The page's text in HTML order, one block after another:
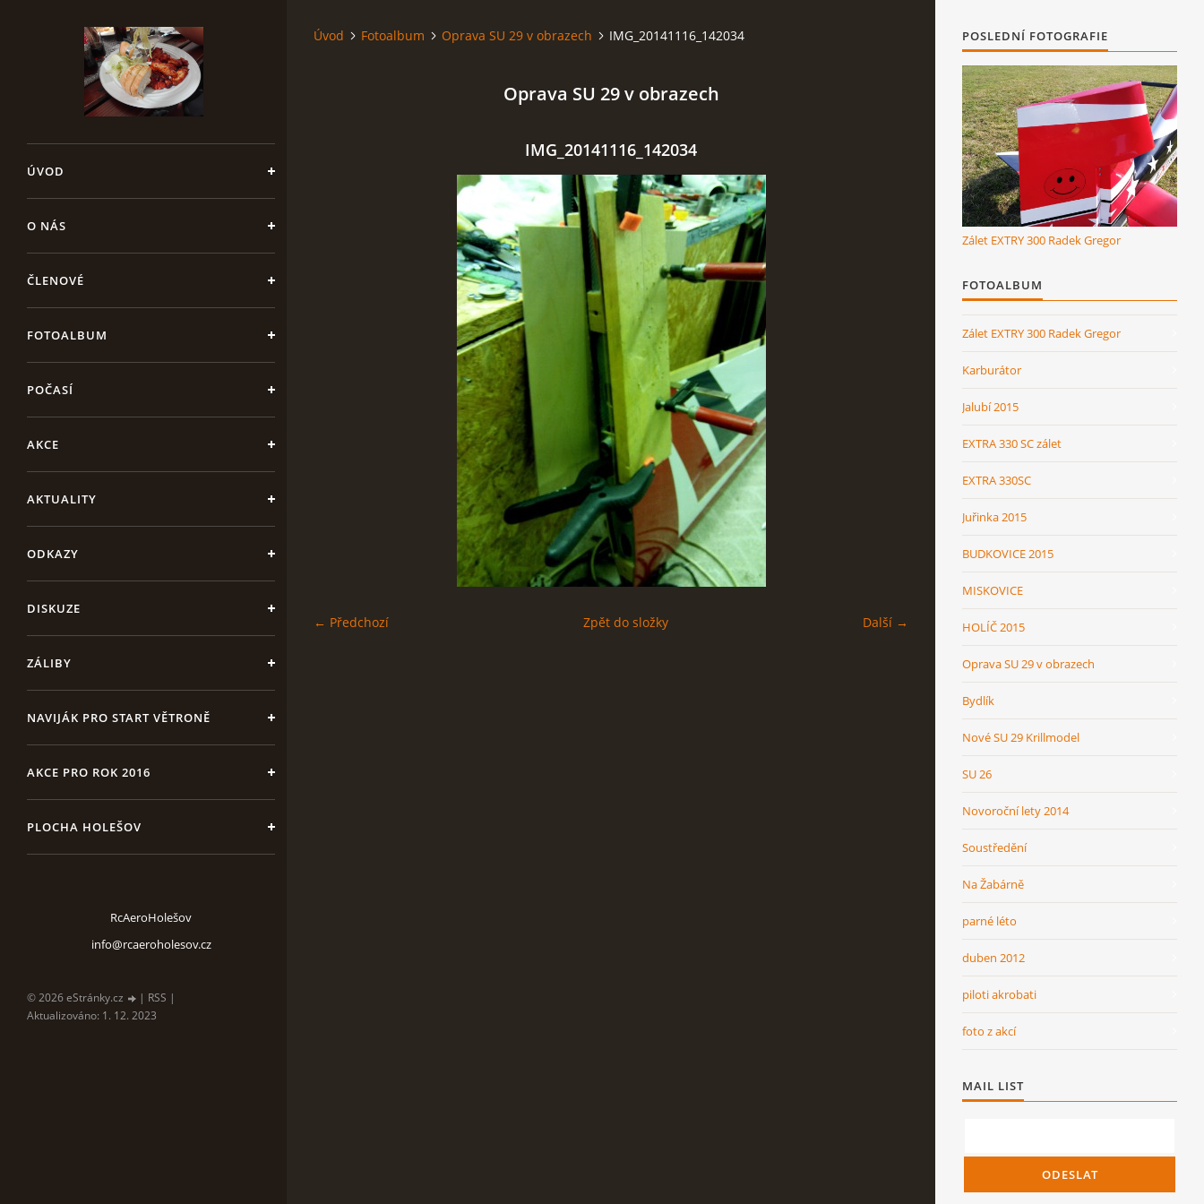
ÚVOD
O NÁS
ČLENOVÉ
FOTOALBUM
POČASÍ
AKCE
AKTUALITY
ODKAZY
DISKUZE
ZÁLIBY
NAVIJÁK PRO START VĚTRONĚ
AKCE PRO ROK 2016
PLOCHA HOLEŠOV
RcAeroHolešov
info@rcaeroholesov.cz
© 2026 eStránky.cz | RSS |
Aktualizováno: 1. 12. 2023
Úvod Fotoalbum Oprava SU 29 v obrazech IMG_20141116_142034
Oprava SU 29 v obrazech
IMG_20141116_142034
← Předchozí Další →
Zpět do složky
POSLEDNÍ FOTOGRAFIE
Zálet EXTRY 300 Radek Gregor
FOTOALBUM
Zálet EXTRY 300 Radek Gregor
Karburátor
Jalubí 2015
EXTRA 330 SC zálet
EXTRA 330SC
Juřinka 2015
BUDKOVICE 2015
MISKOVICE
HOLÍČ 2015
Oprava SU 29 v obrazech
Bydlík
Nové SU 29 Krillmodel
SU 26
Novoroční lety 2014
Soustředění
Na Žabárně
parné léto
duben 2012
piloti akrobati
foto z akcí
MAIL LIST